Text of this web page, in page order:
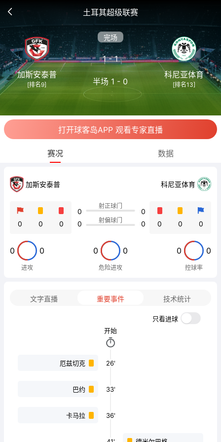
土耳其超级联赛
加斯安泰普
[排名9]
完场
1 - 1
半场 1 - 0
科尼亚体育
[排名13]
打开球客岛APP 观看专家直播
赛况 数据
加斯安泰普 科尼亚体育
0 0 0
0
0
射正球门
射偏球门
0
0
0 0 0
0 0
进攻
0 0
危险进攻
0 0
控球率
文字直播 重要事件 技术统计
只看进球
开始
厄兹切克 26'
巴约 33'
卡马拉 36'